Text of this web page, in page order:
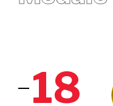
18